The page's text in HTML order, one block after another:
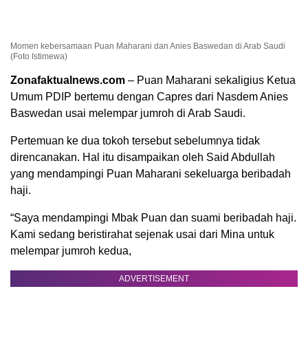
Momen kebersamaan Puan Maharani dan Anies Baswedan di Arab Saudi
(Foto Istimewa)
Zonafaktualnews.com – Puan Maharani sekaligius Ketua
Umum PDIP bertemu dengan Capres dari Nasdem Anies
Baswedan usai melempar jumroh di Arab Saudi.
Pertemuan ke dua tokoh tersebut sebelumnya tidak
direncanakan. Hal itu disampaikan oleh Said Abdullah
yang mendampingi Puan Maharani sekeluarga beribadah
haji.
“Saya mendampingi Mbak Puan dan suami beribadah haji.
Kami sedang beristirahat sejenak usai dari Mina untuk
melempar jumroh kedua,
ADVERTISEMENT